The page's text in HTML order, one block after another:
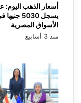
يسجل 5030
الأسواق المصرية
منذ 3 أسابيع